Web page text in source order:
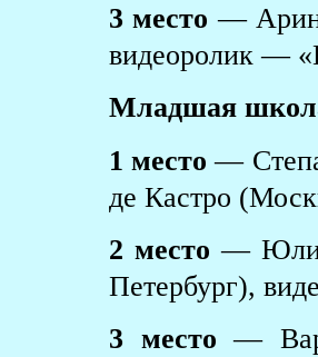
3 место —
видеоролик —
Младшая
1 место —
де Кастро
2 место —
Петербург),
3 место —